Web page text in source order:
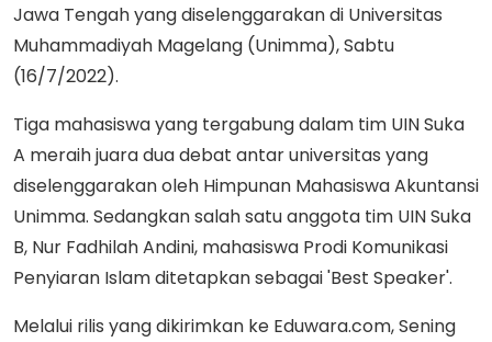
Jawa Tengah yang diselenggarakan di Universitas
Muhammadiyah Magelang (Unimma), Sabtu
(16/7/2022).
Tiga mahasiswa yang tergabung dalam tim UIN Suka
A meraih juara dua debat antar universitas yang
diselenggarakan oleh Himpunan Mahasiswa Akuntansi
Unimma. Sedangkan salah satu anggota tim UIN Suka
B, Nur Fadhilah Andini, mahasiswa Prodi Komunikasi
Penyiaran Islam ditetapkan sebagai 'Best Speaker'.
Melalui rilis yang dikirimkan ke Eduwara.com, Sening